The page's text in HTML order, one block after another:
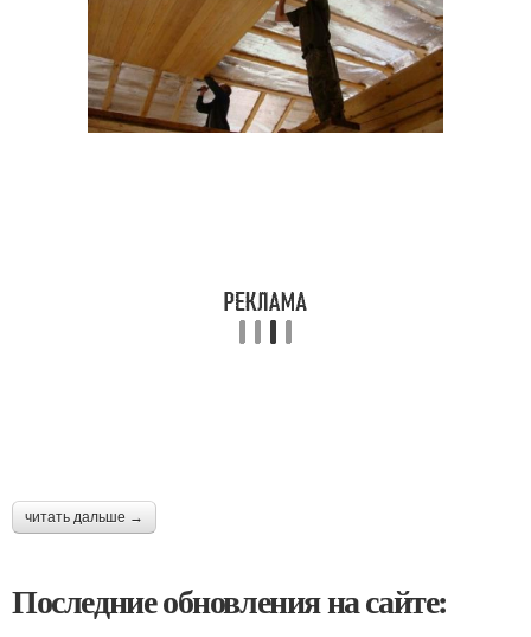
читать дальше →
Последние обновления на сайте: